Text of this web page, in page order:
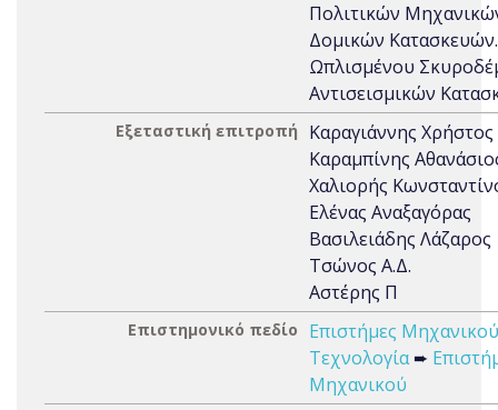
Πολιτικών
Δομικών
Ωπλισμένου
Αντισεισμικών
Εξεταστική επιτροπή
Καραγιάννης Χρήστος
Καραμπίνης
Χαλιορής
Ελένας Αναξαγόρας
Βασιλειάδης Λάζαρος
Τσώνος Α.Δ.
Αστέρης Π
Επιστημονικό πεδίο
Επιστήμες
Τεχνολογία➨
Μηχανικού